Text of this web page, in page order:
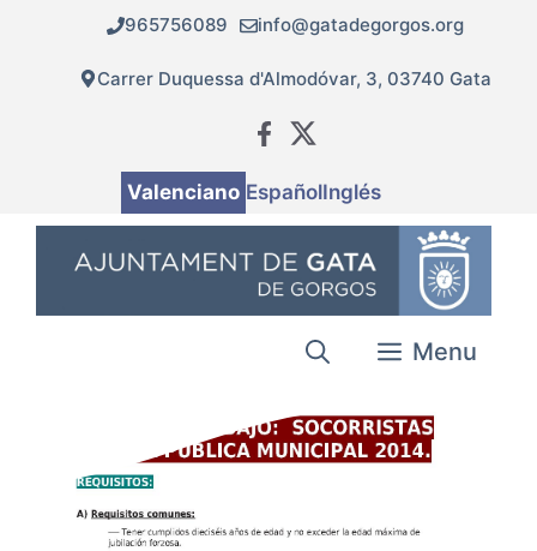
contingut
965756089 info@gatadegorgos.org
Carrer Duquessa d'Almodóvar, 3, 03740 Gata
Valenciano EspañolInglés
Menu